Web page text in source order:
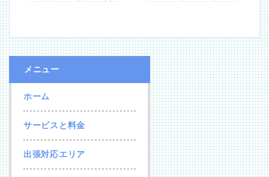
メニュー
ホーム
サービスと料金
出張対応エリア